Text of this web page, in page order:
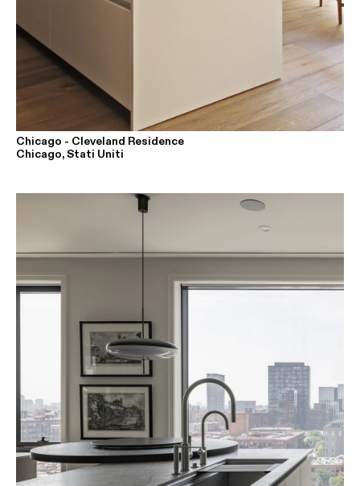
Chicago - Cleveland Residence
Chicago, Stati Uniti